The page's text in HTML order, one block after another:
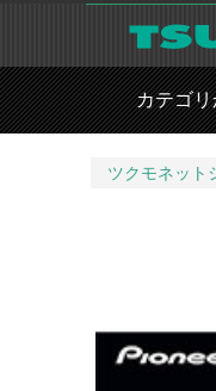
カテゴ
ツクモネット